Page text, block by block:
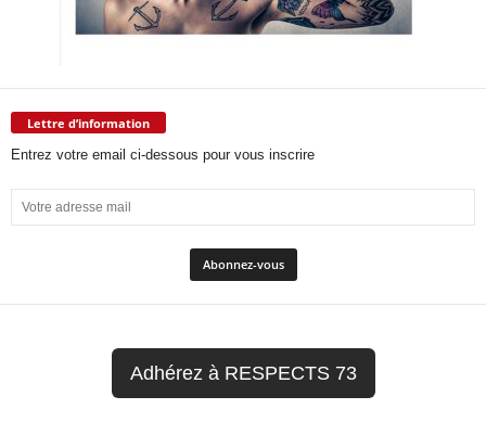
Lettre d’information
Entrez votre email ci-dessous pour vous inscrire
Adhérez à RESPECTS 73